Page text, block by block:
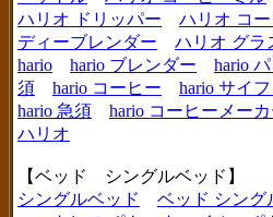
ハリオ ドリッパー
ハリオ コ
ディーブレンダー
ハリオ グラ
hario
hario ブレンダー hario
須
hario コーヒー
hario サイ
hario 急須
hario コーヒーメー
ハリオ
【ベッド シングルベッド】
シングルベッド
ベッド シング